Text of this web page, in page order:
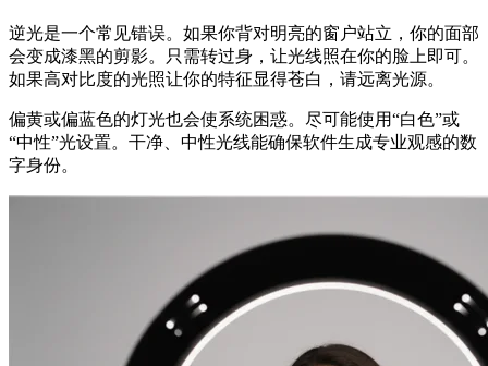
逆光是一个常见错误。如果你背对明亮的窗户站立，你的面部
会变成漆黑的剪影。只需转过身，让光线照在你的脸上即可。
如果高对比度的光照让你的特征显得苍白，请远离光源。
偏黄或偏蓝色的灯光也会使系统困惑。尽可能使用“白色”或
“中性”光设置。干净、中性光线能确保软件生成专业观感的数
字身份。